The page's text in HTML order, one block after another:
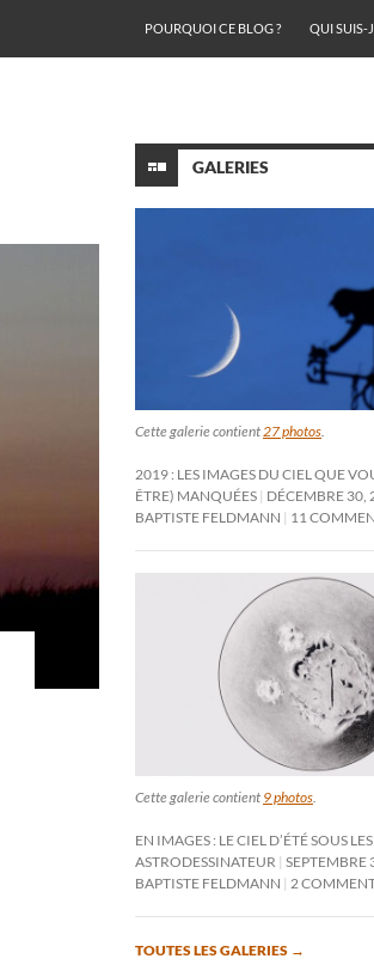
POURQUOI CE BLOG ?
QUI SUIS-
GALERIES
Cette galerie contient27 photos.
2019 : LES IMAGES DU CIEL QUE
ÊTRE) MANQUÉES DÉCEMBRE 30,
BAPTISTE FELDMANN
11
Cette galerie contient 9 photos
EN IMAGES : LE CIEL D’ÉTÉ SOUS
ASTRODESSINATEUR SEPTEMBRE
BAPTISTE FELDMANN
2
TOUTES LES GALERIES →